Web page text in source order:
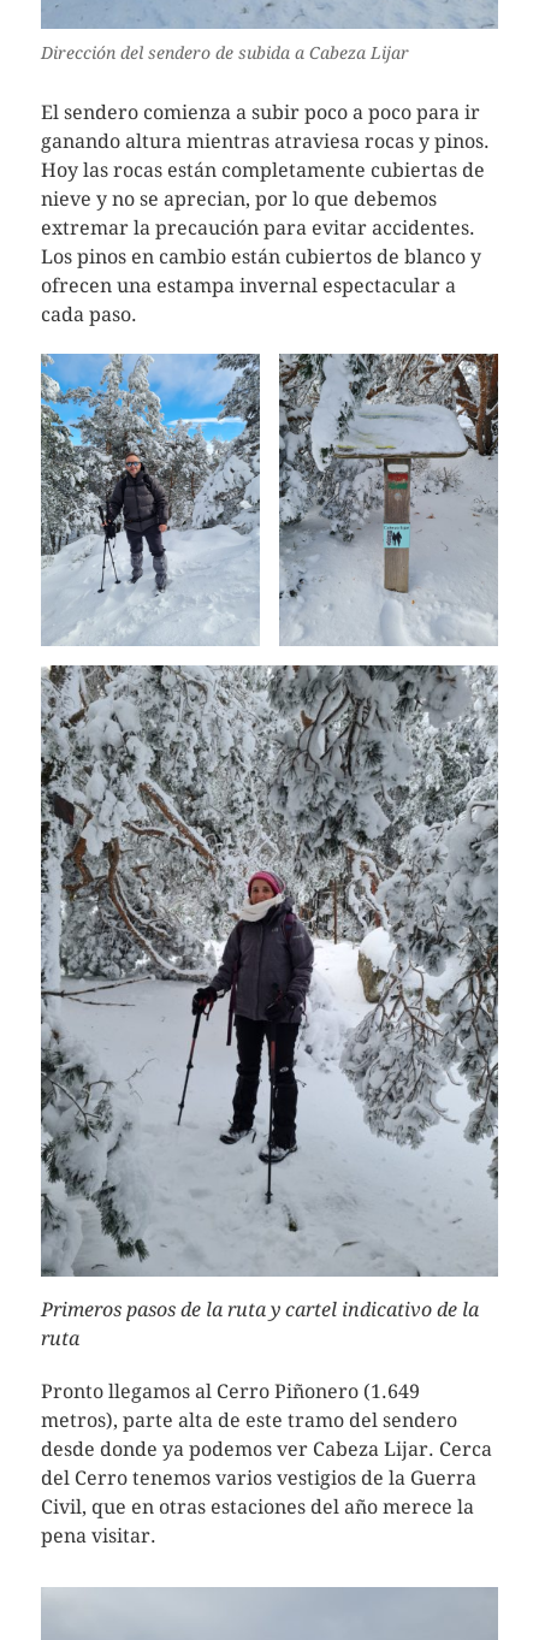
Dirección del sendero de subida a Cabeza Lijar
El sendero comienza a subir poco a poco para ir
ganando altura mientras atraviesa rocas y pinos.
Hoy las rocas están completamente cubiertas de
nieve y no se aprecian, por lo que debemos
extremar la precaución para evitar accidentes.
Los pinos en cambio están cubiertos de blanco y
ofrecen una estampa invernal espectacular a
cada paso.
Primeros pasos de la ruta y cartel indicativo de la
ruta
Pronto llegamos al Cerro Piñonero (1.649
metros), parte alta de este tramo del sendero
desde donde ya podemos ver Cabeza Lijar. Cerca
del Cerro tenemos varios vestigios de la Guerra
Civil, que en otras estaciones del año merece la
pena visitar.